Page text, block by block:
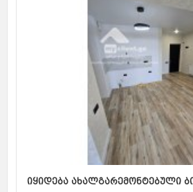
იყიდება ახალგარემონტებული